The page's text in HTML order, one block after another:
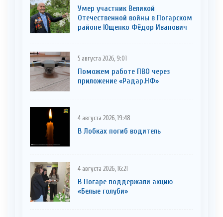
Умер участник Великой
Отечественной войны в Погарском
районе Ющенко Фёдор Иванович
5 августа 2026, 9:01
Поможем работе ПВО через
приложение «Радар.НФ»
4 августа 2026, 19:48
В Лобках погиб водитель
4 августа 2026, 16:21
В Погаре поддержали акцию
«Белые голуби»